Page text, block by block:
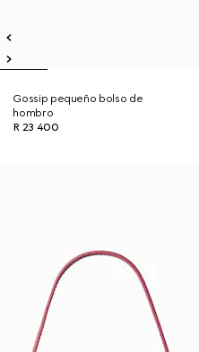
Gossip pequeño bolso de
hombro
R 23 400